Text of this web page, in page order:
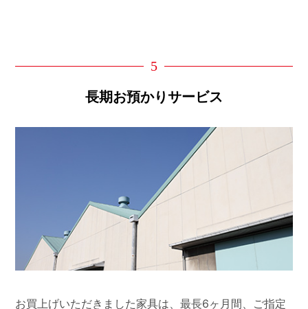
5
長期お預かりサービス
お買上げいただきました家具は、最長6ヶ月間、ご指定